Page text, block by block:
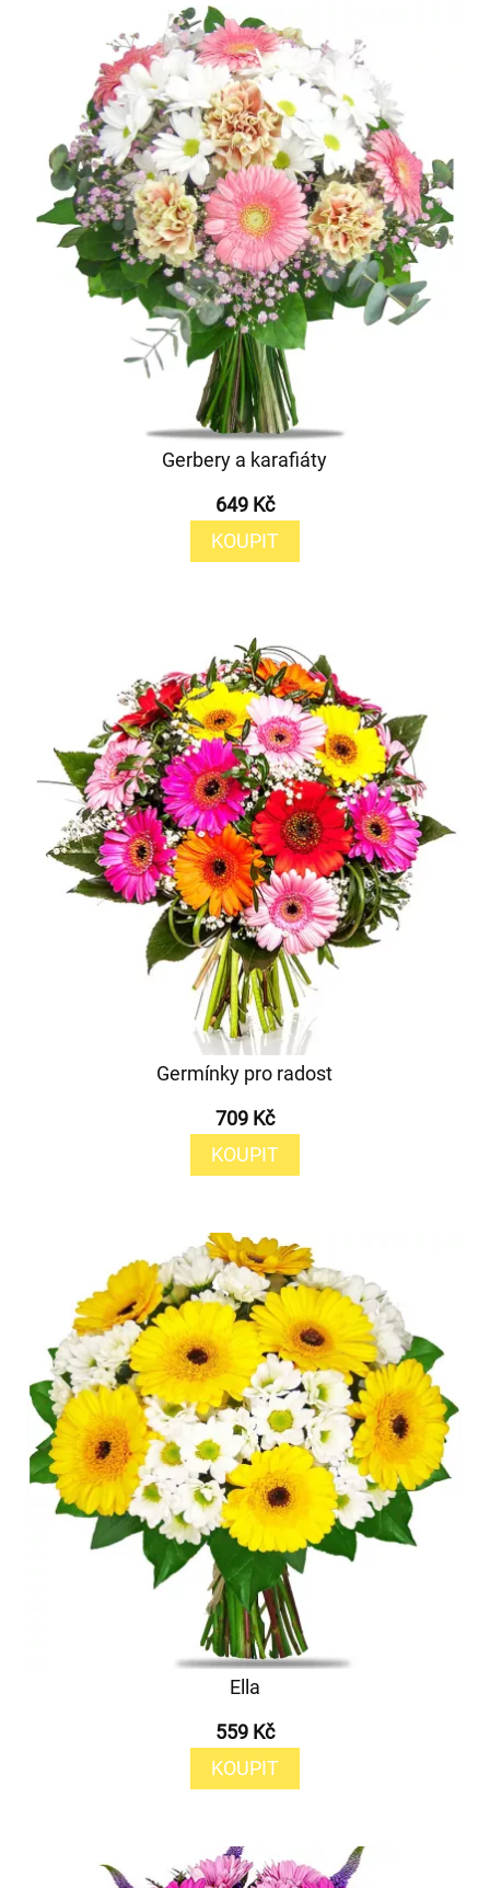
Gerbery a karafiáty
649 Kč
KOUPIT
Germínky pro radost
709 Kč
KOUPIT
Ella
559 Kč
KOUPIT